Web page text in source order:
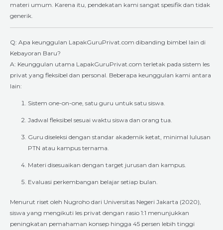
materi umum. Karena itu, pendekatan kami sangat spesifik dan tidak
generik.
Q: Apa keunggulan LapakGuruPrivat.com dibanding bimbel lain di
Kebayoran Baru?
A: Keunggulan utama LapakGuruPrivat.com terletak pada sistem les
privat yang fleksibel dan personal. Beberapa keunggulan kami antara
lain:
Sistem one-on-one, satu guru untuk satu siswa.
Jadwal fleksibel sesuai waktu siswa dan orang tua.
Guru diseleksi dengan standar akademik ketat, minimal lulusan
PTN atau kampus ternama.
Materi disesuaikan dengan target jurusan dan kampus.
Evaluasi perkembangan belajar setiap bulan.
Menurut riset oleh Nugroho dari Universitas Negeri Jakarta (2020),
siswa yang mengikuti les privat dengan rasio 1:1 menunjukkan
peningkatan pemahaman konsep hingga 45 persen lebih tinggi